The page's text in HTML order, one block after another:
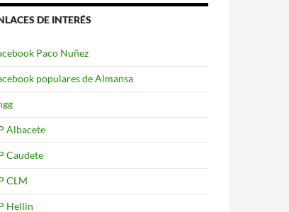
DE INTERÉS
Paco Nuñez
populares de Almansa
Albacete
Caudete
CLM
Hellin